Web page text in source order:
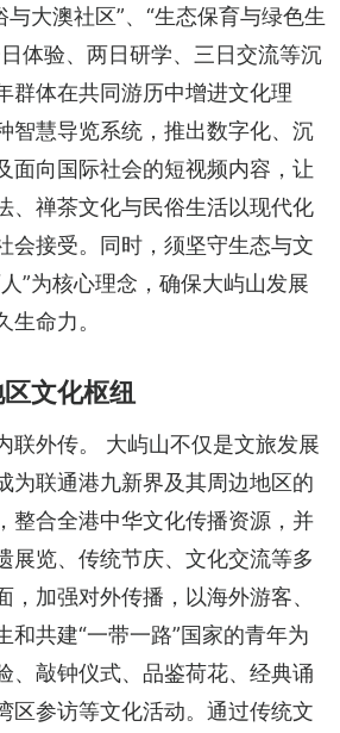
与大澳社区”、“生态保育与绿色生
体验、两日研学、三日交流等沉
群体在共同游历中增进文化理
智慧导览系统，推出数字化、沉
面向国际社会的短视频内容，让
、禅茶文化与民俗生活以现代化
会接受。同时，须坚守生态与文
”为核心理念，确保大屿山发展
命力。
文化枢纽
联外传。 大屿山不仅是文旅发展
为联通港九新界及其周边地区的
整合全港中华文化传播资源，并
展览、传统节庆、文化交流等多
，加强对外传播，以海外游客、
和共建“一带一路”国家的青年为
、敲钟仪式、品鉴荷花、经典诵
区参访等文化活动。通过传统文